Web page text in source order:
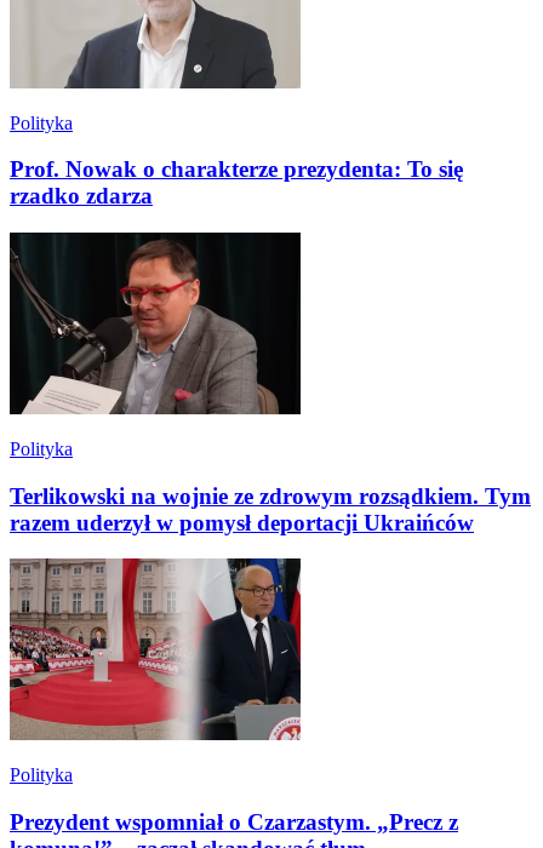
Polityka
Prof. Nowak o charakterze prezydenta: To się
rzadko zdarza
Polityka
Terlikowski na wojnie ze zdrowym rozsądkiem. Tym
razem uderzył w pomysł deportacji Ukraińców
Polityka
Prezydent wspomniał o Czarzastym. „Precz z